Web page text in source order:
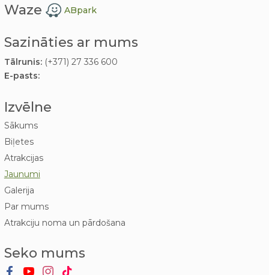
Waze ABpark
Sazināties ar mums
Tālrunis:(+371) 27 336 600
E-pasts:
Izvēlne
Sākums
Biļetes
Atrakcijas
Jaunumi
Galerija
Par mums
Atrakciju noma un pārdošana
Seko mums